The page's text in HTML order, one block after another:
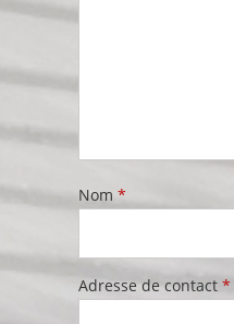
Nom *
Adresse de contact *